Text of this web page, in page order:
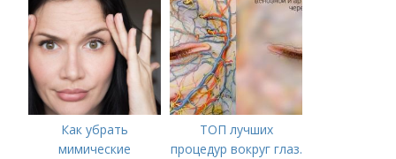
Как убрать
мимические
ТОП лучших
процедур вокруг глаз.